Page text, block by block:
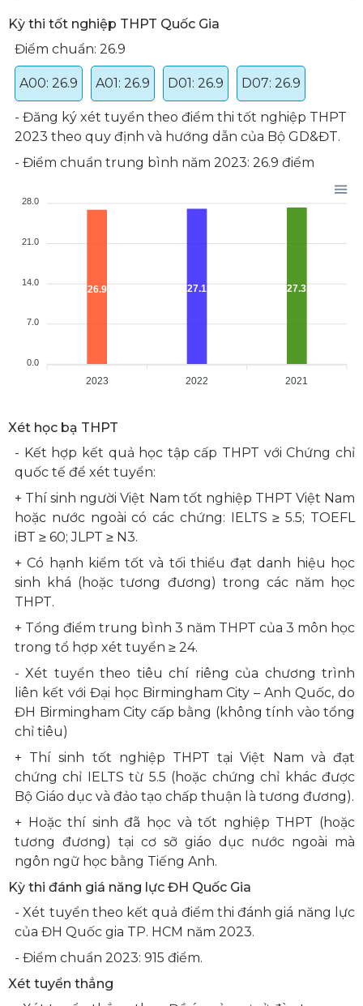
Kỳ thi tốt nghiệp THPT Quốc Gia
Điểm chuẩn: 26.9
A00: 26.9 A01: 26.9 D01: 26.9 D07: 26.9
​- Đăng ký xét tuyển theo điểm thi tốt nghiệp THPT
2023 theo quy định và hướng dẫn của Bộ GD&ĐT.
- Điểm chuẩn trung bình năm 2023: 26.9 điểm
2023 2022 2021
26.9 27.1 27.3
28.0
21.0
14.0
7.0
0.0
Xét học bạ THPT
- Kết hợp kết quả học tập cấp THPT với Chứng chỉ
quốc tế để xét tuyển:
+ Thí sinh người Việt Nam tốt nghiệp THPT Việt Nam
hoặc nước ngoài có các chứng: IELTS ≥ 5.5; TOEFL
iBT ≥ 60; JLPT ≥ N3.
+ Có hạnh kiểm tốt và tối thiểu đạt danh hiệu học
sinh khá (hoặc tương đương) trong các năm học
THPT.
+ Tổng điểm trung bình 3 năm THPT của 3 môn học
trong tổ hợp xét tuyển ≥ 24.
- Xét tuyển theo tiêu chí riêng của chương trình
liên kết với Đại học Birmingham City – Anh Quốc, do
ĐH Birmingham City cấp bằng (không tính vào tổng
chỉ tiêu)
+ Thí sinh tốt nghiệp THPT tại Việt Nam và đạt
chứng chỉ IELTS từ 5.5 (hoặc chứng chỉ khác được
Bộ Giáo dục và đảo tạo chấp thuận là tương đương).
+ Hoặc thí sinh đã học và tốt nghiệp THPT (hoặc
tương đương) tại cơ sỡ giáo dục nước ngoài mà
ngôn ngữ học bằng Tiếng Anh.
Kỳ thi đánh giá năng lực ĐH Quốc Gia
- Xét tuyển theo kết quả điểm thi đánh giá năng lực
của ĐH Quốc gia TP. HCM năm 2023.
- Điểm chuẩn 2023: 915 điểm.
Xét tuyển thẳng